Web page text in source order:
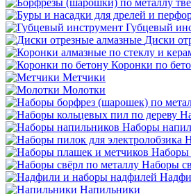
Губцевый
Диски
Коронки по
Метчики
Молотки
Наборы
Наборы
Наборы
Напильники